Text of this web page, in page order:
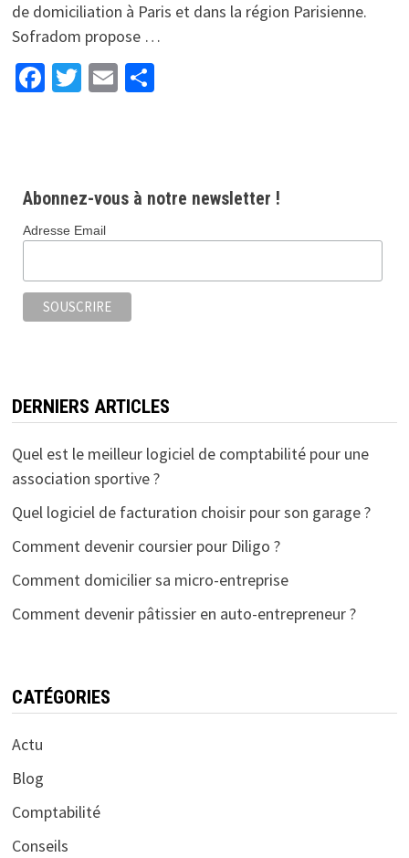
de domiciliation à Paris et dans la région Parisienne.
Sofradom propose …
Facebook
Twitter
EmailPartager
Abonnez-vous à notre newsletter !
Adresse Email
DERNIERS ARTICLES
Quel est le meilleur logiciel de comptabilité pour une
association sportive ?
Quel logiciel de facturation choisir pour son garage ?
Comment devenir coursier pour Diligo ?
Comment domicilier sa micro-entreprise
Comment devenir pâtissier en auto-entrepreneur ?
CATÉGORIES
Actu
Blog
Comptabilité
Conseils